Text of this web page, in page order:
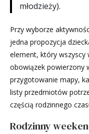
młodzieży).
Przy wyborze
jedna propozycja
element, który wszyscy
obowiązek powierzony
przygotowanie mapy,
listy przedmiotów
częścią rodzinnego
Rodzinny